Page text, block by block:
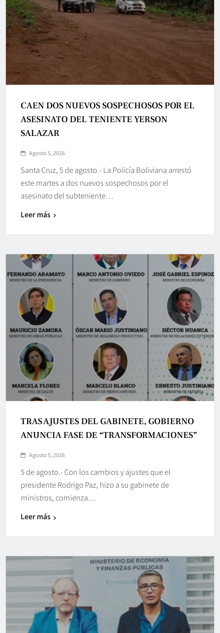
CAEN DOS NUEVOS SOSPECHOSOS POR EL
ASESINATO DEL TENIENTE YERSON
SALAZAR
Agosto 5, 2026
Santa Cruz, 5 de agosto.- La Policía Boliviana arrestó
este martes a dos nuevos sospechosos por el
asesinato del subteniente…
Leer más
TRAS AJUSTES DEL GABINETE, GOBIERNO
ANUNCIA FASE DE “TRANSFORMACIONES”
Agosto 5, 2026
5 de agosto.- Con los cambios y ajustes que el
presidente Rodrigo Paz, hizo a su gabinete de
ministros, comienza…
Leer más